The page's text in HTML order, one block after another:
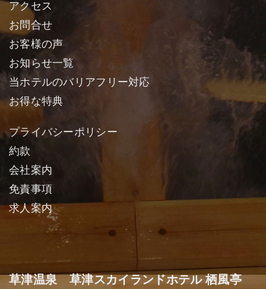
アクセス
お問合せ
お客様の声
お知らせ一覧
当ホテルのバリアフリー対応
お得な特典
プライバシーポリシー
約款
会社案内
免責事項
求人案内
草津温泉 草津スカイランドホテル 栖風亭